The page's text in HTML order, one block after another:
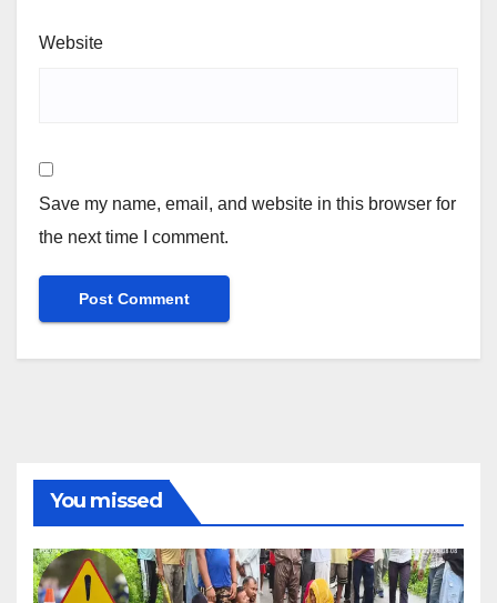
Website
Save my name, email, and website in this browser for
the next time I comment.
You missed